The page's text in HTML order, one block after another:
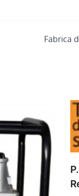
Fabrica